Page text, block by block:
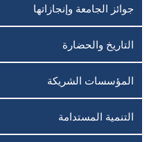
جوائز الجامعة وإنجازاتها
التاريخ والحضارة
المؤسسات الشريكة
التنمية المستدامة